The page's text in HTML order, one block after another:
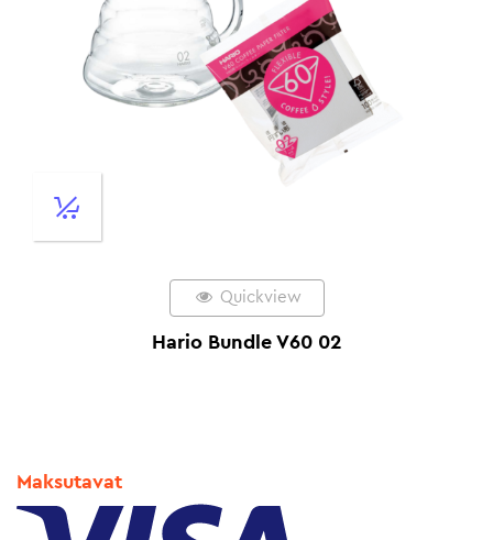
Quickview
Hario Bundle V60 02
Maksutavat